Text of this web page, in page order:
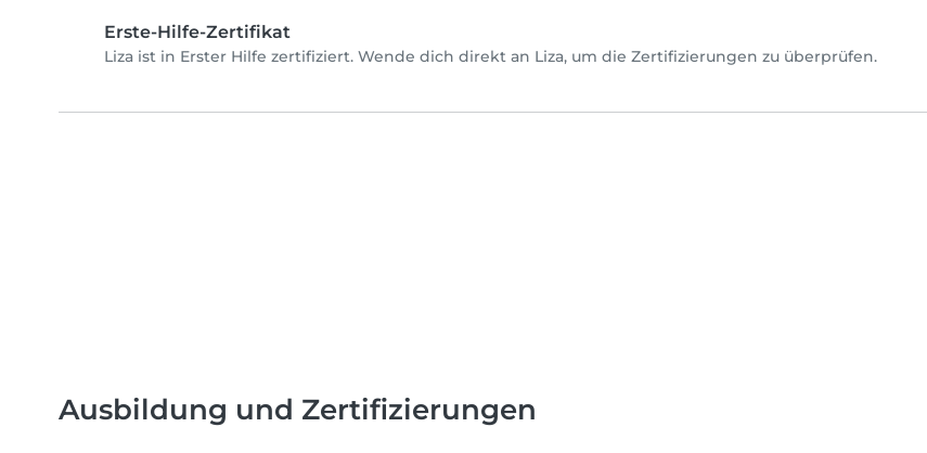
Erste-Hilfe-Zertifikat
Liza ist in Erster Hilfe zertifiziert. Wende dich direkt an Liza, um die Zertifizierungen zu überprüfen.
Ausbildung und Zertifizierungen